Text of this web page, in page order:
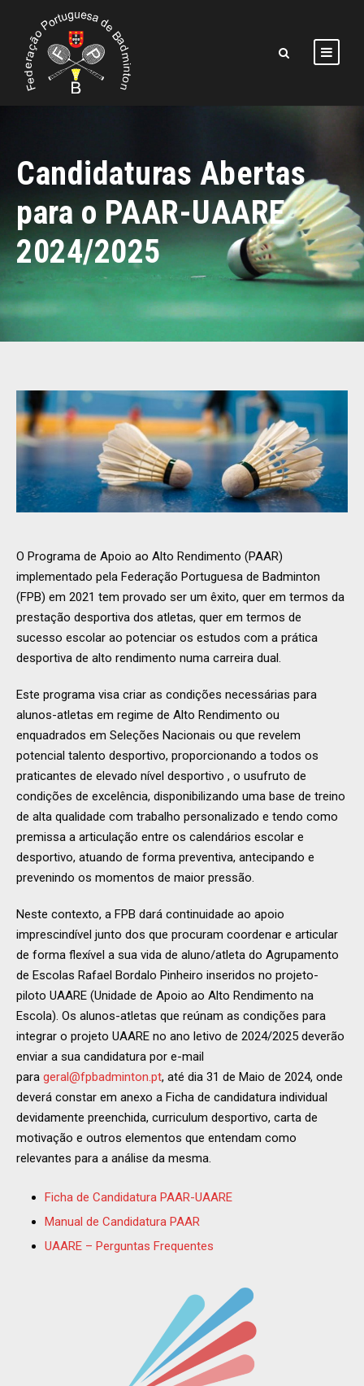
Candidaturas Abertas
para o PAAR-UAARE
2024/2025
O Programa de Apoio ao Alto Rendimento (PAAR)
implementado pela Federação Portuguesa de Badminton
(FPB) em 2021 tem provado ser um êxito, quer em termos da
prestação desportiva dos atletas, quer em termos de
sucesso escolar ao potenciar os estudos com a prática
desportiva de alto rendimento numa carreira dual.
Este programa visa criar as condições necessárias para
alunos-atletas em regime de Alto Rendimento ou
enquadrados em Seleções Nacionais ou que revelem
potencial talento desportivo, proporcionando a todos os
praticantes de elevado nível desportivo , o usufruto de
condições de excelência, disponibilizando uma base de treino
de alta qualidade com trabalho personalizado e tendo como
premissa a articulação entre os calendários escolar e
desportivo, atuando de forma preventiva, antecipando e
prevenindo os momentos de maior pressão.
Neste contexto, a FPB dará continuidade ao apoio
imprescindível junto dos que procuram coordenar e articular
de forma flexível a sua vida de aluno/atleta do Agrupamento
de Escolas Rafael Bordalo Pinheiro inseridos no projeto-
piloto UAARE (Unidade de Apoio ao Alto Rendimento na
Escola). Os alunos-atletas que reúnam as condições para
integrar o projeto UAARE no ano letivo de 2024/2025 deverão
enviar a sua candidatura por e-mail
para geral@fpbadminton.pt, até dia 31 de Maio de 2024, onde
deverá constar em anexo a Ficha de candidatura individual
devidamente preenchida, curriculum desportivo, carta de
motivação e outros elementos que entendam como
relevantes para a análise da mesma.
Ficha de Candidatura PAAR-UAARE
Manual de Candidatura PAAR
UAARE – Perguntas Frequentes